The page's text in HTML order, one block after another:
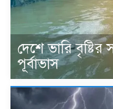
দেশে ভারি বৃষ্টির
পূর্বাভাস